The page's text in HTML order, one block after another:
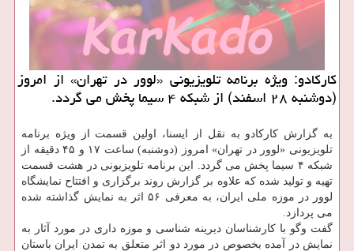
كاركادو: ویژه برنامه تلویزیونی «لوور در تهران» از امروز
(دوشنبه ۲۸ اسفند) از شبكه ۴ سیما پخش می گردد.
به گزارش كاركادو به نقل از ایسنا، اولین قسمت از ویژه برنامه
تلویزیونی «لوور در تهران» امروز (دوشنبه) ساعت ۱۷ و ۴۵ دقیقه از
شبكه ۴ سیما پخش می گردد. این برنامه تلویزیونی در هشت قسمت
تهیه و تولید شده كه علاوه بر گزارش روند برگزاری و افتتاح نمایشگاه
لوور در موزه ملی ایران، به معرفی ۵۶ اثر به نمایش گذاشته شده
می پردازد.
گفت وگو با كارشناسان دیرینه شناسی و موزه داری در مورد آثار به
نمایش در آمده بخصوص در مورد دو اثر متعلق به تمدن ایران باستان